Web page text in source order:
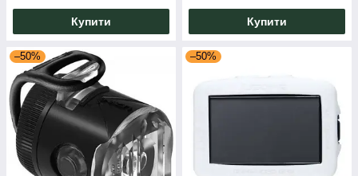
Купити Купити
–50% –50%